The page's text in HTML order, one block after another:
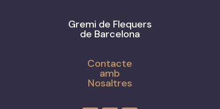
Gremi de Flequers
de Barcelona
Contacte
amb
Nosaltres